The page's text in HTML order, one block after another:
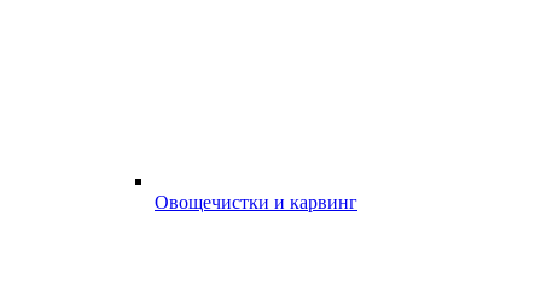
Овощечистки и карвинг